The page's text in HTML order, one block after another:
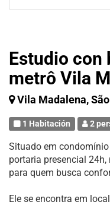
Estudio con
metrô Vila
Vila Madalena,
1 Habitación 2
Situado em
portaria presencial
para quem busca
Ele se encontra em